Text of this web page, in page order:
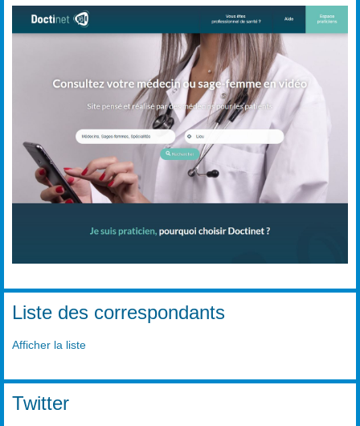
Liste des correspondants
Afficher la liste
Twitter